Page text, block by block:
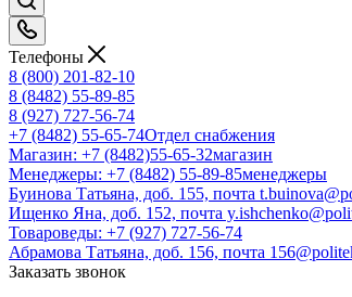
Телефоны
8 (800) 201-82-10
8 (8482) 55-89-85
8 (927) 727-56-74
+7 (8482) 55-65-74Отдел снабжения
Магазин: +7 (8482)55-65-32магазин
Менеджеры: +7 (8482) 55-89-85менеджеры
Буинова Татьяна, доб. 155, почта
Ищенко Яна, доб. 152, почта
Товароведы: +7 (927) 727-56-74
Абрамова Татьяна, доб. 156, почта
Заказать звонок